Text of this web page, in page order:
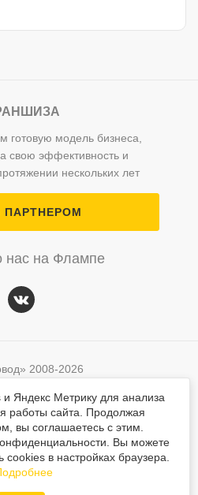
модель бизнеса,
свою эффективность и
нескольких лет
ПАРТНЕРОМ
нас на Флампе
2008-2026
на сайте защищена законом об авторском
данных
персональных данных
сайтаMahogany
2008-2026
данных
сайтаMahogany
Яндекс Метрику для анализа
работы сайта. Продолжая
вы соглашаетесь с этим.
Вы можете
cookies в настройках браузера.